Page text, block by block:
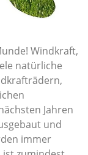
Windkraft,
natürliche
Jahren
und
immer